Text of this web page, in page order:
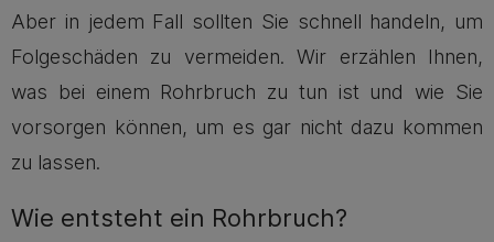
Aber in jedem Fall sollten Sie schnell handeln, um
Folgeschäden zu vermeiden. Wir erzählen Ihnen,
was bei einem Rohrbruch zu tun ist und wie Sie
vorsorgen können, um es gar nicht dazu kommen
zu lassen.
Wie entsteht ein Rohrbruch?